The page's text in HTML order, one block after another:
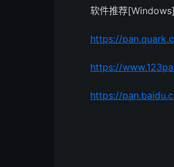
软件推荐
https://
https://
https://